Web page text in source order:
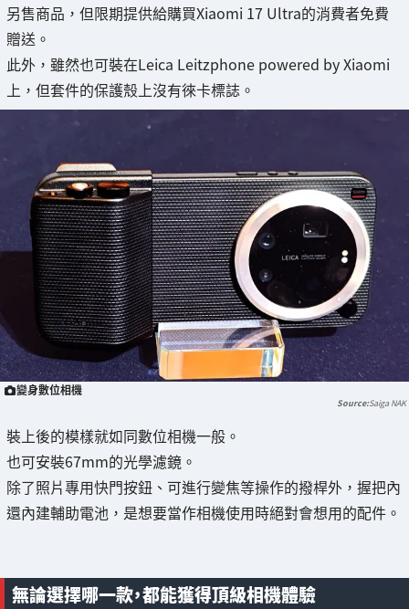
另售商品，但限期提供給購買Xiaomi 17 Ultra的消費者免費
贈送。
此外，雖然也可裝在Leica Leitzphone powered by Xiaomi
上，但套件的保護殼上沒有徠卡標誌。
變身數位相機
Saiga NAK
裝上後的模樣就如同數位相機一般。
也可安裝67mm的光學濾鏡。
除了照片專用快門按鈕、可進行變焦等操作的撥桿外，握把內
還內建輔助電池，是想要當作相機使用時絕對會想用的配件。
無論選擇哪一款，都能獲得頂級相機體驗